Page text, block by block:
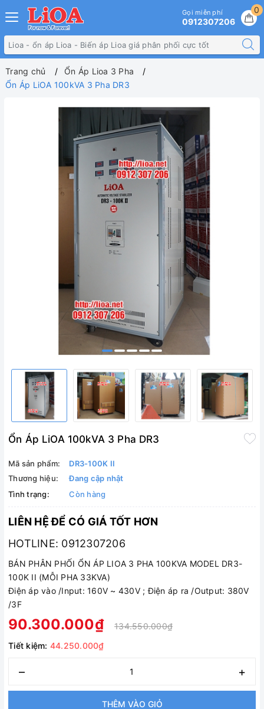
0
Gọi miễn phí
0912307206
Trang chủ
Ổn Áp Lioa 3 Pha
Ổn Áp LiOA 100kVA 3 Pha DR3
Ổn Áp LiOA 100kVA 3 Pha DR3
Mã sản phẩm:
DR3-100K II
Thương hiệu:
Đang cập nhật
Tình trạng:
Còn hàng
LIÊN HỆ ĐỂ CÓ GIÁ TỐT HƠN
HOTLINE: 0912307206
BÁN PHÂN PHỐI ỔN ÁP LIOA 3 PHA 100KVA MODEL DR3-
100K II (MỖI PHA 33KVA)
Điện áp vào /Input: 160V ~ 430V ; Điện áp ra /Output: 380V
/3F
90.300.000₫
134.550.000₫
Tiết kiệm: 44.250.000₫
– +
THÊM VÀO GIỎ